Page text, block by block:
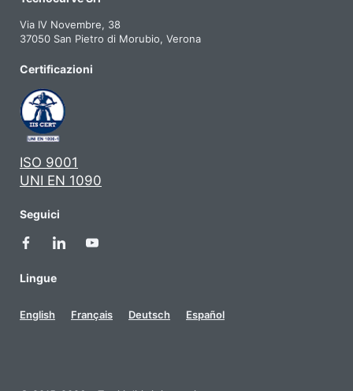
Via IV Novembre, 38
37050 San Pietro di Morubio, Verona
Certificazioni
ISO 9001
UNI EN 1090
Seguici
Lingue
English Français Deutsch Español